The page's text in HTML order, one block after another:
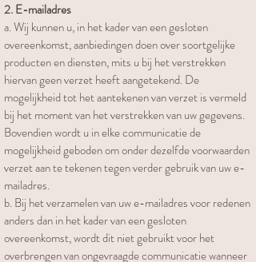
2. E-mailadres
a. Wij kunnen u, in het kader van een gesloten
overeenkomst, aanbiedingen doen over soortgelijke
producten en diensten, mits u bij het verstrekken
hiervan geen verzet heeft aangetekend. De
mogelijkheid tot het aantekenen van verzet is vermeld
bij het moment van het verstrekken van uw gegevens.
Bovendien wordt u in elke communicatie de
mogelijkheid geboden om onder dezelfde voorwaarden
verzet aan te tekenen tegen verder gebruik van uw e-
mailadres.
b. Bij het verzamelen van uw e-mailadres voor redenen
anders dan in het kader van een gesloten
overeenkomst, wordt dit niet gebruikt voor het
overbrengen van ongevraagde communicatie wanneer